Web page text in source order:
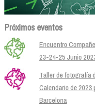
Próximos eventos
Encuentro
23-24-25 Junio
Taller de fotografía
Calendario de 2023
Barcelona